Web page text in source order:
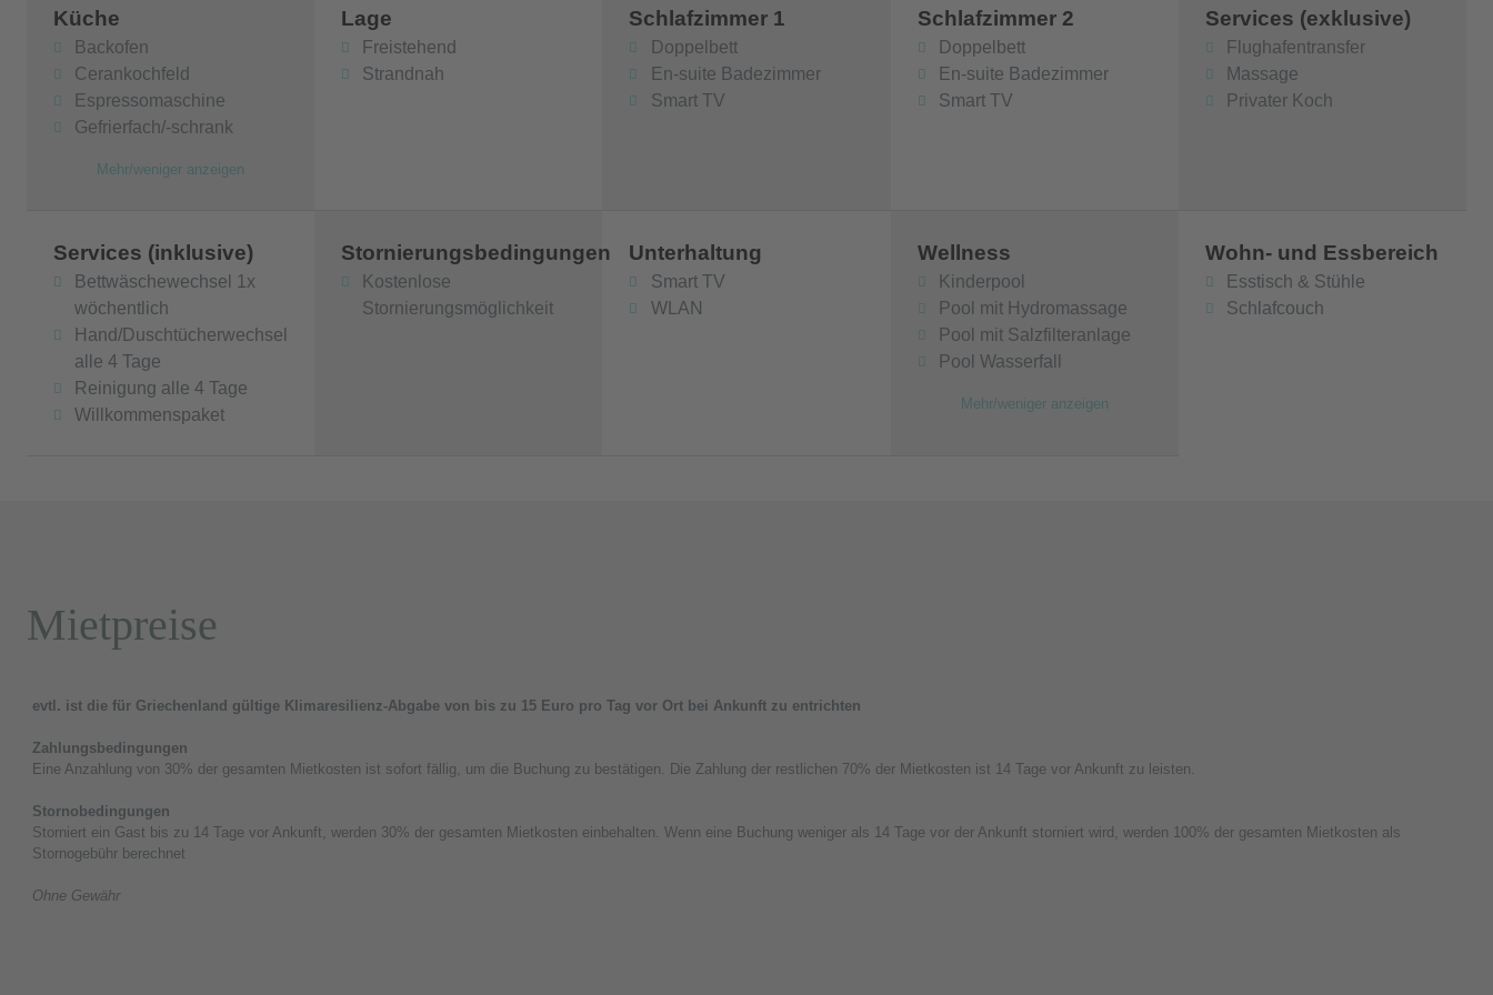
Essens und des Kitesurfens bekannt ist, in ca. 3 km Entfernung die enorm wichtige archäologische
Stätte von Phaistos und die archäologische Stätte von Agia Triada, in ca. 2 km Entfernung das
malerische Dorf Kamilarios und in ca. 1 km Entfernung das Touristendorf
Die Villa besitzt die Lizenz der griechischen Fremdenverkehrsbehörde mit der Nummer 1307196.
Küche
Backofen
Cerankochfeld
Espressomaschine
Gefrierfach/-schrank
Mehr/weniger anzeigen
Lage
Freistehend
Strandnah
Schlafzimmer 1
Doppelbett
En-suite Badezimmer
Smart TV
Schlafzimmer 2
Doppelbett
En-suite Badezimmer
Smart TV
Services (exklusive)
Flughafentransfer
Massage
Privater Koch
Services (inklusive)
Bettwäschewechsel 1x
wöchentlich
Hand/Duschtücherwechsel
alle 4 Tage
Reinigung alle 4 Tage
Willkommenspaket
Stornierungsbedingungen
Kostenlose
Stornierungsmöglichkeit
Unterhaltung
Smart TV
WLAN
Wellness
Kinderpool
Pool mit Hydromassage
Pool mit Salzfilteranlage
Pool Wasserfall
Mehr/weniger anzeigen
Wohn- und Essbereich
Esstisch & Stühle
Schlafcouch
Mietpreise
evtl. ist die für Griechenland gültige Klimaresilienz-Abgabe von bis zu 15 Euro pro Tag vor Ort bei Ankunft zu entrichten
Zahlungsbedingungen
Eine Anzahlung von 30% der gesamten Mietkosten ist sofort fällig, um die Buchung zu bestätigen. Die Zahlung der restlichen 70% der Mietkosten ist 14 Tage vor Ankunft zu leisten.
Stornobedingungen
Storniert ein Gast bis zu 14 Tage vor Ankunft, werden 30% der gesamten Mietkosten einbehalten. Wenn eine Buchung weniger als 14 Tage vor der Ankunft storniert wird, werden 100% der gesamten Mietkosten als
Stornogebühr berechnet
Ohne Gewähr